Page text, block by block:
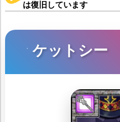
は復旧しています
ケットシー